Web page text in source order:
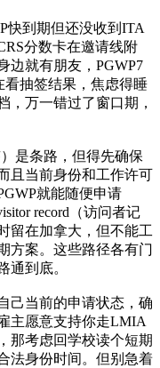
快到期但还没收到ITA
分数卡在邀请线附
边就有朋友，PGWP7
看抽签结果，焦虑得睡
，万一错过了窗口期，
是条路，但得先确保
且当前身份和工作许可
就能随便申请
record（访问者记
留在加拿大，但不能工
方案。这些路径各有门
通到底。
己当前的申请状态，确
主愿意支持你走LMIA
那考虑回学校读个短期
法身份时间。但别急着